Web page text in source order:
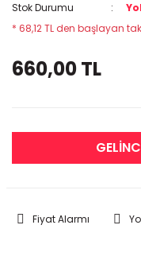
Stok Durumu
* 68,12 TL den başlayan
660,00 TL
Fiyat Alarmı